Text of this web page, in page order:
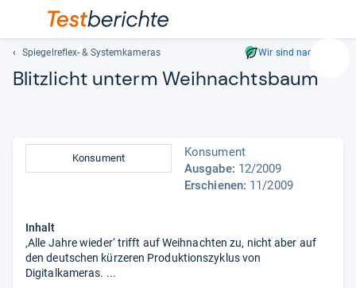
Geben
und
Spiegelreflex- & Systemkameras Wir sind nachhaltig
Blitz­licht unterm Weih­nachts­baum
Konsument
Konsument
Ausgabe: 12/2009
Erschienen: 11/2009
Inhalt
‚Alle Jahre wieder‘ trifft auf Weihnachten zu, nicht aber auf
den deutschen kürzeren Produktionszyklus von
Digitalkameras. ...